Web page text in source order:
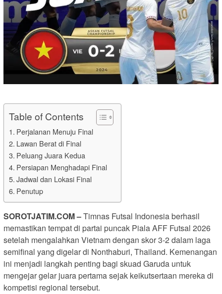
Table of Contents
Perjalanan Menuju Final
Lawan Berat di Final
Peluang Juara Kedua
Persiapan Menghadapi Final
Jadwal dan Lokasi Final
Penutup
SOROTJATIM.COM –Timnas Futsal Indonesia berhasil
memastikan tempat di partai puncak Piala AFF Futsal 2026
setelah mengalahkan Vietnam dengan skor 3-2 dalam laga
semifinal yang digelar di Nonthaburi, Thailand. Kemenangan
ini menjadi langkah penting bagi skuad Garuda untuk
mengejar gelar juara pertama sejak keikutsertaan mereka di
kompetisi regional tersebut.